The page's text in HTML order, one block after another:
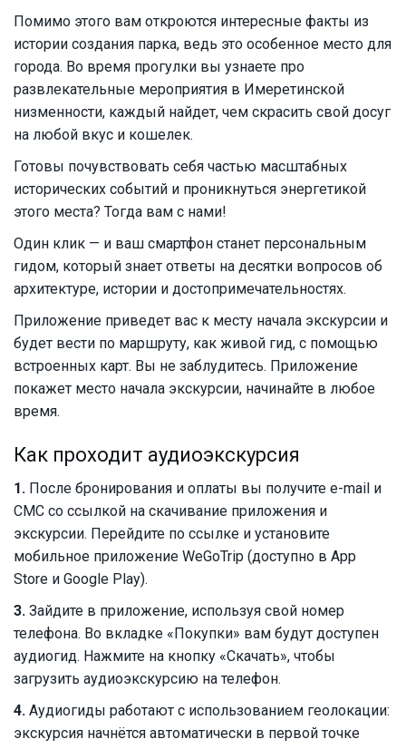
Помимо этого вам откроются интересные факты из
истории создания парка, ведь это особенное место для
города. Во время прогулки вы узнаете про
развлекательные мероприятия в Имеретинской
низменности, каждый найдет, чем скрасить свой досуг
на любой вкус и кошелек.
Готовы почувствовать себя частью масштабных
исторических событий и проникнуться энергетикой
этого места? Тогда вам с нами!
Один клик — и ваш смартфон станет персональным
гидом, который знает ответы на десятки вопросов об
архитектуре, истории и достопримечательностях.
Приложение приведет вас к месту начала экскурсии и
будет вести по маршруту, как живой гид, с помощью
встроенных карт. Вы не заблудитесь. Приложение
покажет место начала экскурсии, начинайте в любое
время.
Как проходит аудиоэкскурсия
1. После бронирования и оплаты вы получите e-mail и
СМС со ссылкой на скачивание приложения и
экскурсии. Перейдите по ссылке и установите
мобильное приложение WeGoTrip (доступно в App
Store и Google Play).
3. Зайдите в приложение, используя свой номер
телефона. Во вкладке «Покупки» вам будут доступен
аудиогид. Нажмите на кнопку «Скачать», чтобы
загрузить аудиоэкскурсию на телефон.
4. Аудиогиды работают с использованием геолокации:
экскурсия начнётся автоматически в первой точке